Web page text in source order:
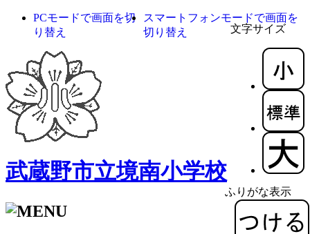
文字サイズ
ふりがな表示
PCモードで画面を切
り替え
スマートフォンモードで画面を
切り替え
武蔵野市立境南小学校